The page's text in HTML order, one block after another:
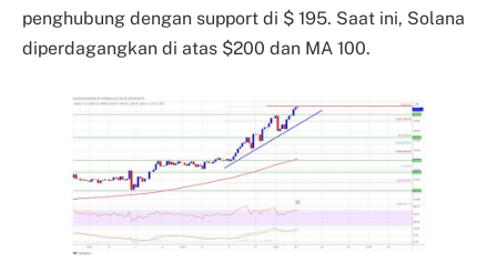
penghubung dengan support di $ 195. Saat ini, Solana
diperdagangkan di atas $200 dan MA 100.